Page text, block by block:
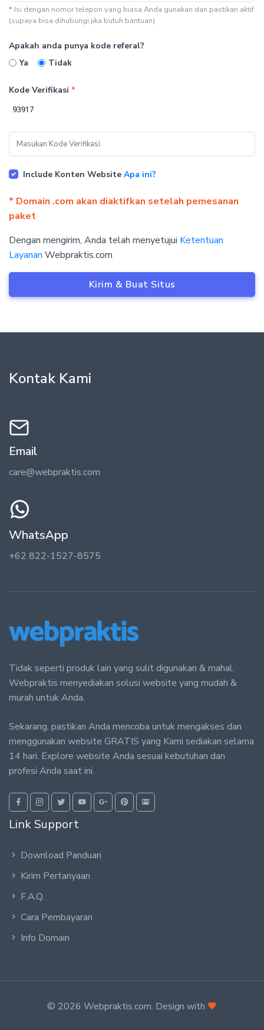
* Isi dengan nomor telepon yang biasa Anda gunakan dan pastikan aktif
(supaya bisa dihubungi jika butuh bantuan)
Apakah anda punya kode referal?
Ya
Tidak
Kode Verifikasi *
Include Konten Website Apa ini?
* Domain .com akan diaktifkan setelah pemesanan
paket
Dengan mengirim, Anda telah menyetujui Ketentuan
Layanan Webpraktis.com
Kirim & Buat Situs
Kontak Kami
Email
care@webpraktis.com
WhatsApp
+62 822-1527-8575
Tidak seperti produk lain yang sulit digunakan & mahal.
Webpraktis menyediakan solusi website yang mudah &
murah untuk Anda.
Sekarang, pastikan Anda mencoba untuk mengakses dan
menggunakan website GRATIS yang Kami sediakan selama
14 hari. Explore website Anda sesuai kebutuhan dan
profesi Anda saat ini.
Link Support
Download Panduan
Kirim Pertanyaan
F.A.Q.
Cara Pembayaran
Info Domain
© 2026 Webpraktis.com. Design with